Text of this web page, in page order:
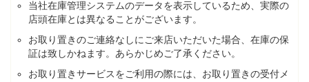
当社在庫管理システムのデータを表示しているため、実際の
店頭在庫とは異なることがございます。
お取り置きのご連絡なしにご来店いただいた場合、在庫の保
証は致しかねます。あらかじめご了承ください。
お取り置きサービスをご利用の際には、お取り置きの受付メ